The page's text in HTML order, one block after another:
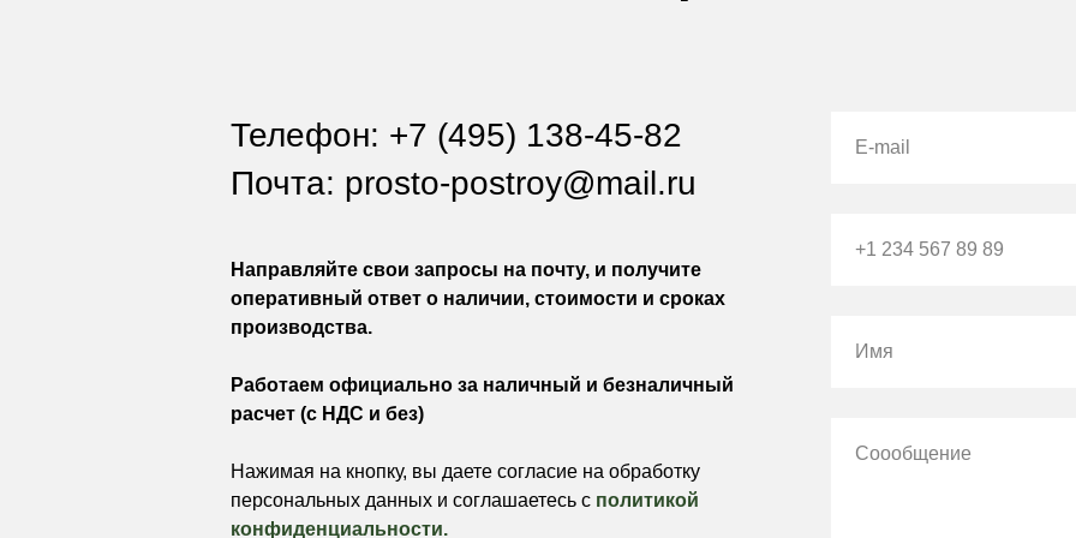
Телефон: +7 (495) 138-45-82
Почта: prosto-postroy@mail.ru
Направляйте свои запросы на почту, и получите
оперативный ответ о наличии, стоимости и сроках
производства.
Работаем официально за наличный и безналичный
расчет (с НДС и без)
Нажимая на кнопку, вы даете согласие на обработку
персональных данных и соглашаетесь c политикой
конфиденциальности.
E-mail
+1 234 567 89 89
Имя
Соообщение